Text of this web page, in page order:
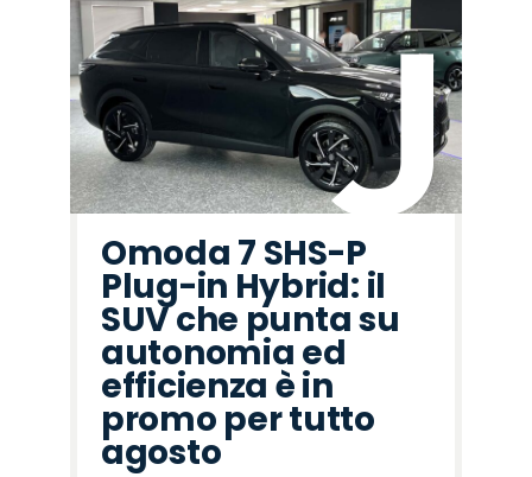
Omoda 7 SHS-P
Plug-in Hybrid: il
SUV che punta su
autonomia ed
efficienza è in
promo per tutto
agosto